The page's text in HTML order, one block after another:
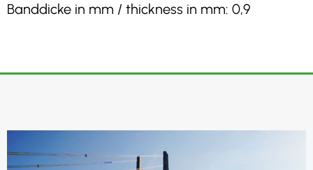
Banddicke in mm / thickness in mm: 0,9